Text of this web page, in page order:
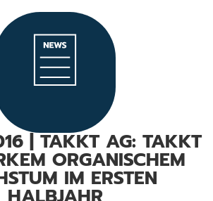
| TAKKT AG: TAKKT
ORGANISCHEM
IM ERSTEN